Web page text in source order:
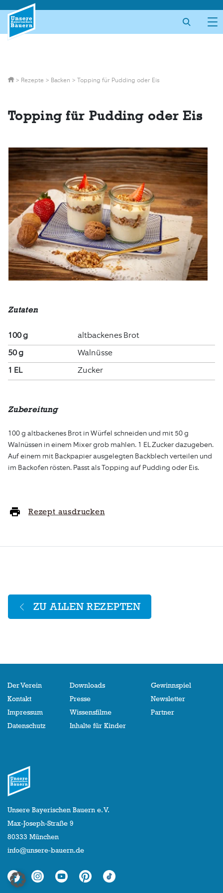
content
> Rezepte > Backen > Topping für Pudding oder Eis
Topping für Pudding oder Eis
Zutaten
100 g
altbackenes Brot
50 g
Walnüsse
1 EL
Zucker
Zubereitung
100 g altbackenes Brot in Würfel schneiden und mit 50 g
Walnüssen in einem Mixer grob mahlen. 1 EL Zucker dazugeben.
Auf einem mit Backpapier ausgelegten Backblech verteilen und
im Backofen rösten. Passt als Topping auf Pudding oder Eis.
Rezept ausdrucken
ZU ALLEN REZEPTEN
Der Verein
Kontakt
Impressum
Datenschutz
Downloads
Presse
Wissensfilme
Inhalte für Kinder
Gewinnspiel
Newsletter
Partner
Unsere Bayerischen Bauern e. V.
Max-Joseph-Straße 9
80333 München
info@unsere-bauern.de